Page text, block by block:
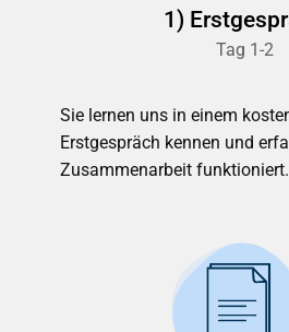
1)
Tag 1-2
Sie lernen uns in einem
Erstgespräch kennen und
Zusammenarbeit funktioniert.